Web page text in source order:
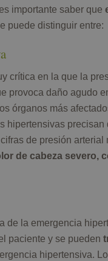
importante saber que
puede distinguir entre:
crítica en la que la
provoca daño agudo
órganos más
hipertensivas precisan
de presión
de cabeza severo,
de la emergencia
paciente y se pueden
hipertensiva.